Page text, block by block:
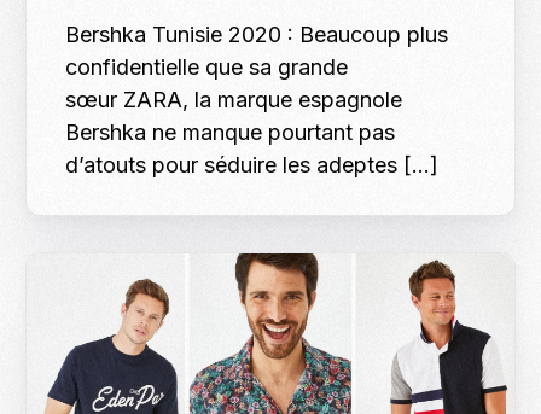
Bershka Tunisie 2020 : Beaucoup plus
confidentielle que sa grande
sœur ZARA, la marque espagnole
Bershka ne manque pourtant pas
d’atouts pour séduire les adeptes […]